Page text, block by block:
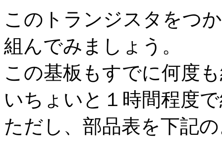
このトランジスタをつ
組んでみましょう。
この基板もすでに何度
いちょいと１時間程度
ただし、部品表を下記